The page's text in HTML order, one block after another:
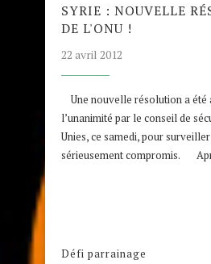
SYRIE : NOUVELLE
DE L'ONU !
22 avril 2012
Une nouvelle résolution a été
l’unanimité par le conseil de
Unies, ce samedi, pour
sérieusement compromis.
Défi parrainage